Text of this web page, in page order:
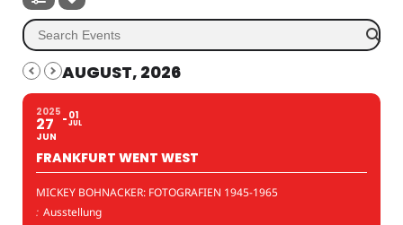
AUGUST, 2026
2025
27
JUN
01
JUL
FRANKFURT WENT WEST
MICKEY BOHNACKER: FOTOGRAFIEN 1945-1965
: Ausstellung